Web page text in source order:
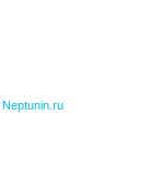
Neptunin.ru